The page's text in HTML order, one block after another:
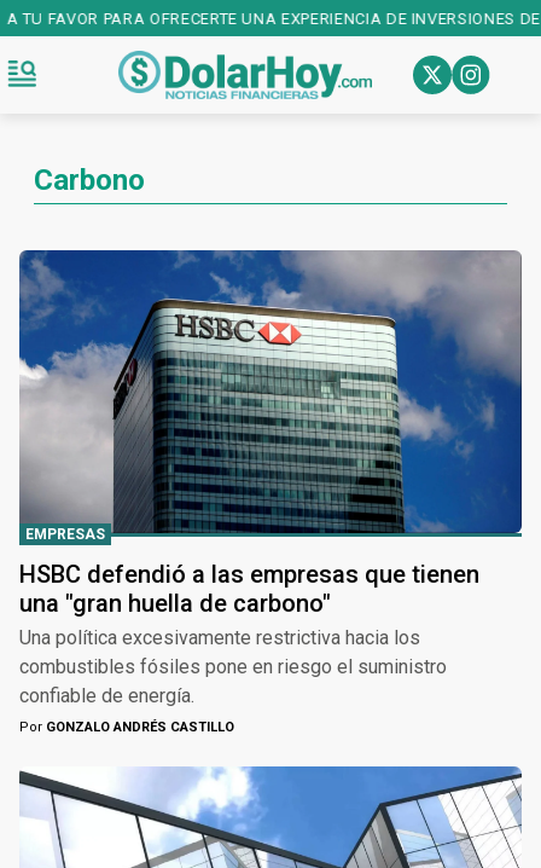
FAVOR PARA OFRECERTE UNA EXPERIENCIA DE INVERSIONES DE
Carbono
EMPRESAS
HSBC defendió a las empresas que tienen
una "gran huella de carbono"
Una política excesivamente restrictiva hacia los
combustibles fósiles pone en riesgo el suministro
confiable de energía.
Por GONZALO ANDRÉS CASTILLO